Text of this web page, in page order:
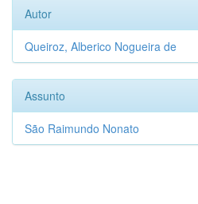
Autor
Queiroz, Alberico Nogueira de
Assunto
São Raimundo Nonato